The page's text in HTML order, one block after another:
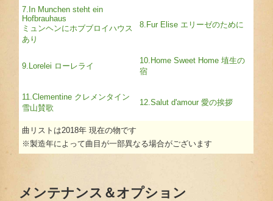
7.In Munchen steht ein
Hofbrauhaus
ミュンヘンにホブブロイハウス
あり
8.Fur Elise エリーゼのために
9.Lorelei ローレライ
10.Home Sweet Home 埴生の
宿
11.Clementine クレメンタイン
雪山賛歌
12.Salut d'amour 愛の挨拶
曲リストは2018年 現在の物です
※製造年によって曲目が一部異なる場合がございます
メンテナンス＆オプション